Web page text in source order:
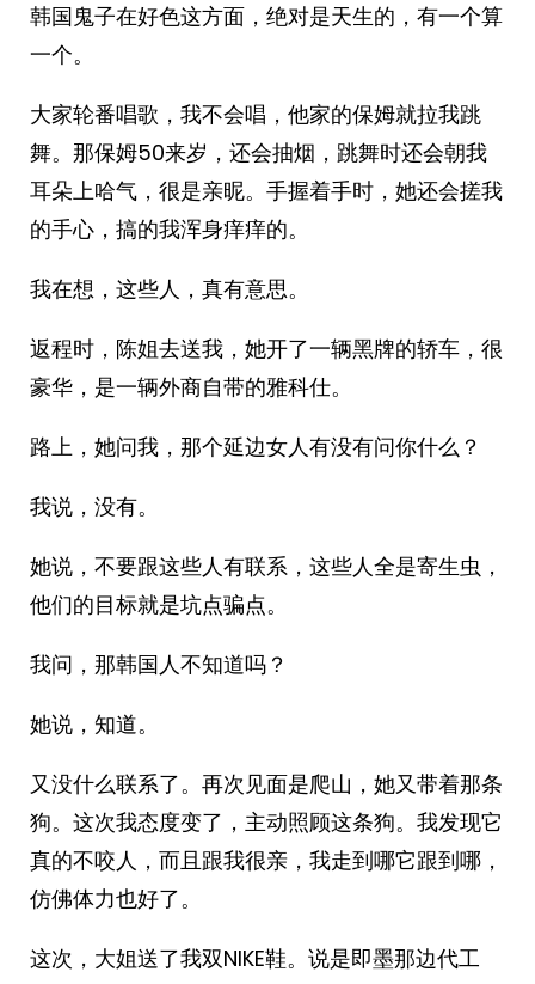
韩国鬼子在好色这方面，绝对是天生的，有一个算
一个。
大家轮番唱歌，我不会唱，他家的保姆就拉我跳
舞。那保姆50来岁，还会抽烟，跳舞时还会朝我
耳朵上哈气，很是亲昵。手握着手时，她还会搓我
的手心，搞的我浑身痒痒的。
我在想，这些人，真有意思。
返程时，陈姐去送我，她开了一辆黑牌的轿车，很
豪华，是一辆外商自带的雅科仕。
路上，她问我，那个延边女人有没有问你什么？
我说，没有。
她说，不要跟这些人有联系，这些人全是寄生虫，
他们的目标就是坑点骗点。
我问，那韩国人不知道吗？
她说，知道。
又没什么联系了。再次见面是爬山，她又带着那条
狗。这次我态度变了，主动照顾这条狗。我发现它
真的不咬人，而且跟我很亲，我走到哪它跟到哪，
仿佛体力也好了。
这次，大姐送了我双NIKE鞋。说是即墨那边代工